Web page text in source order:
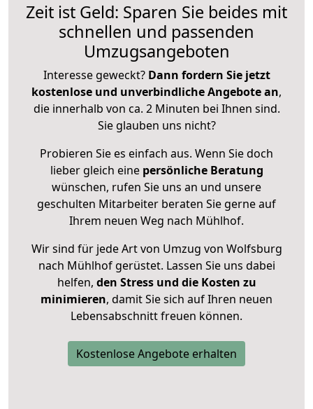
Zeit ist Geld: Sparen Sie beides mit
schnellen und passenden
Umzugsangeboten
Interesse geweckt? Dann fordern Sie jetzt
kostenlose und unverbindliche Angebote an,
die innerhalb von ca. 2 Minuten bei Ihnen sind.
Sie glauben uns nicht?
Probieren Sie es einfach aus. Wenn Sie doch
lieber gleich eine persönliche Beratung
wünschen, rufen Sie uns an und unsere
geschulten Mitarbeiter beraten Sie gerne auf
Ihrem neuen Weg nach Mühlhof.
Wir sind für jede Art von Umzug von Wolfsburg
nach Mühlhof gerüstet. Lassen Sie uns dabei
helfen, den Stress und die Kosten zu
minimieren, damit Sie sich auf Ihren neuen
Lebensabschnitt freuen können.
Kostenlose Angebote erhalten